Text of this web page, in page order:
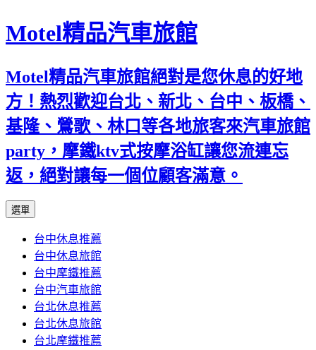
Motel精品汽車旅館
Motel精品汽車旅館絕對是您休息的好地
方！熱烈歡迎台北、新北、台中、板橋、
基隆、鶯歌、林口等各地旅客來汽車旅館
party，摩鐵ktv式按摩浴缸讓您流連忘
返，絕對讓每一個位顧客滿意。
選單
內
容
台中休息推薦
台中休息旅館
台中摩鐵推薦
台中汽車旅館
台北休息推薦
台北休息旅館
台北摩鐵推薦